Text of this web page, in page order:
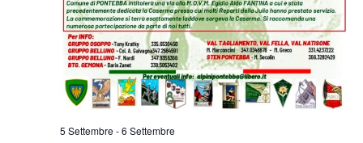
5 Settembre -6 Settembre